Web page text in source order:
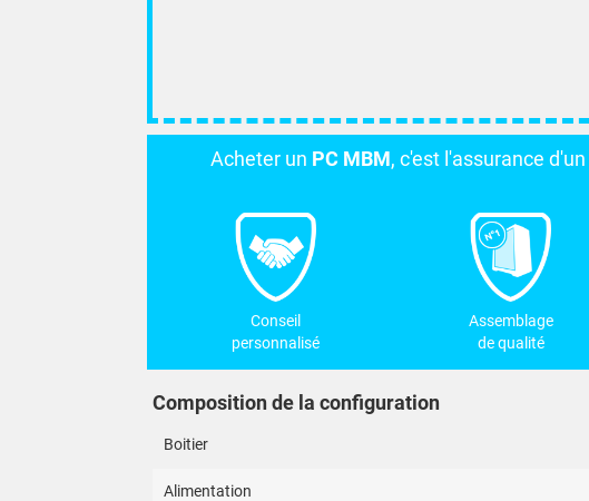
Acheter un PC MBM , c'est l'assurance d'un
Conseil
personnalisé
Assemblage
de qualité
Composition de la configuration
Boitier
Alimentation